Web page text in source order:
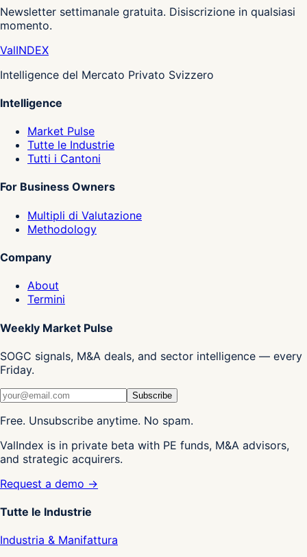
Newsletter settimanale gratuita. Disiscrizione in qualsiasi
momento.
ValINDEX
Intelligence del Mercato Privato Svizzero
Intelligence
Market Pulse
Tutte le Industrie
Tutti i Cantoni
For Business Owners
Multipli di Valutazione
Methodology
Company
About
Termini
Weekly Market Pulse
SOGC signals, M&A deals, and sector intelligence — every
Friday.
Subscribe
Free. Unsubscribe anytime. No spam.
ValIndex is in private beta with PE funds, M&A advisors,
and strategic acquirers.
Request a demo →
Tutte le Industrie
Industria & Manifattura